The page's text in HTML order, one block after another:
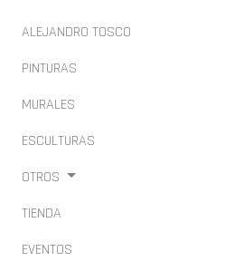
ALEJANDRO TOSCO
PINTURAS
MURALES
ESCULTURAS
OTROS
TIENDA
EVENTOS